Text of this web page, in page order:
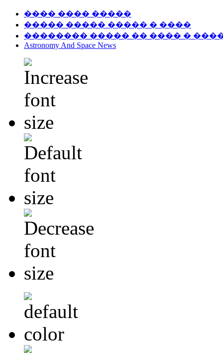
���� ���� �����
����� ����� ����� � ����
�������� ����� �� ���� �
Astronomy And Space News